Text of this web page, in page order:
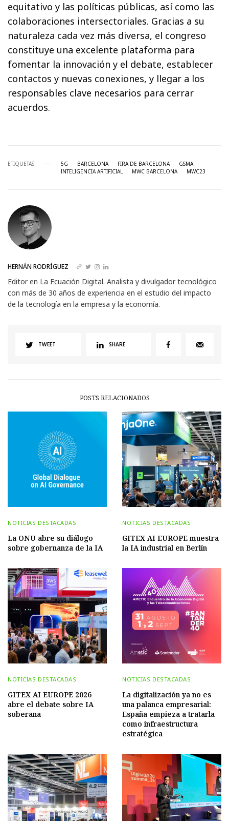
equitativo y las políticas públicas, así como las
colaboraciones intersectoriales. Gracias a su
naturaleza cada vez más diversa, el congreso
constituye una excelente plataforma para
fomentar la innovación y el debate, establecer
contactos y nuevas conexiones, y llegar a los
responsables clave necesarios para cerrar
acuerdos.
ETIQUETAS 5G BARCELONA FIRA DE BARCELONA
GSMA
INTELIGENCIA ARTIFICIAL
MWC BARCELONA MWC23
HERNÁN RODRÍGUEZ
Editor en La Ecuación Digital. Analista y divulgador tecnológico
con más de 30 años de experiencia en el estudio del impacto
de la tecnología en la empresa y la economía.
TWEET SHARE
POSTS RELACIONADOS
NOTICIAS DESTACADAS
La ONU abre su diálogo
sobre gobernanza de la IA
NOTICIAS DESTACADAS
GITEX AI EUROPE muestra
la IA industrial en Berlín
NOTICIAS DESTACADAS
GITEX AI EUROPE 2026
abre el debate sobre IA
soberana
NOTICIAS DESTACADAS
La digitalización ya no es
una palanca empresarial:
España empieza a tratarla
como infraestructura
estratégica